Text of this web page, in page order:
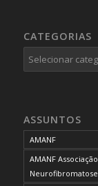
CATEGORIAS
Categorias
ASSUNTOS
AMANF
AMANF